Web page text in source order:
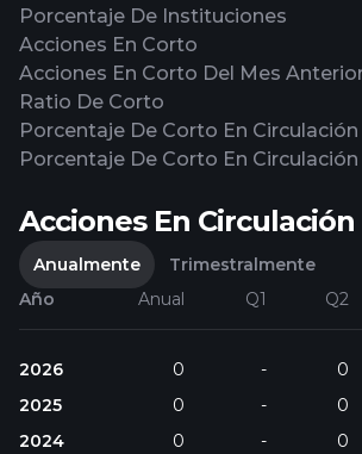
Porcentaje De Instituciones
Acciones En Corto
Acciones En Corto Del Mes
Ratio De Corto
Porcentaje De Corto En Circulación
Porcentaje De Corto En Circulación
Acciones En Circulación
Anualmente
Trimestralmente
Año
Anual Q1 Q2
2026 0 - 0
2025
0 - 0
2024
0 - 0